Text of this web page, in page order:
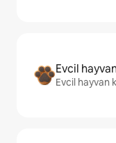
Evcil
Evcil hayvan